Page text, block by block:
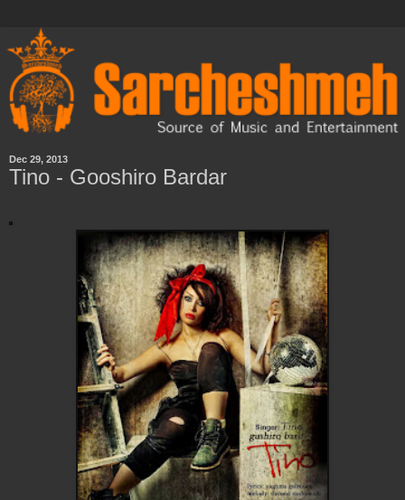
Dec 29, 2013
Tino - Gooshiro Bardar